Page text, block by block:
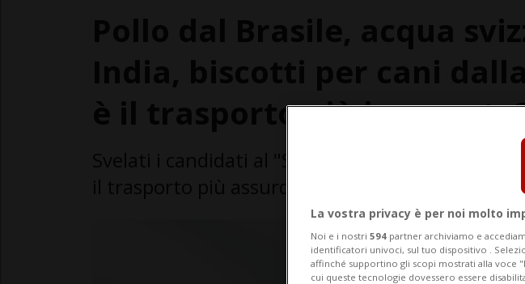
è il trasporto più
Svelati i candidati al "Sasso del Diavolo 2023",
La vostra privacy è per noi molto
Noi e i nostri 594 partner archiviamo e
identificatori univoci, sul tuo dispositivo .
affinché supportino gli scopi mostrati alla voce
cui queste tecnologie dovessero essere